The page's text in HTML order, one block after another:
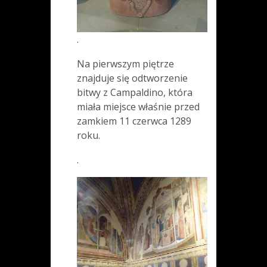
.
Na pierwszym piętrze
znajduje się odtworzenie
bitwy z Campaldino, która
miała miejsce właśnie przed
zamkiem 11 czerwca 1289
roku.
.